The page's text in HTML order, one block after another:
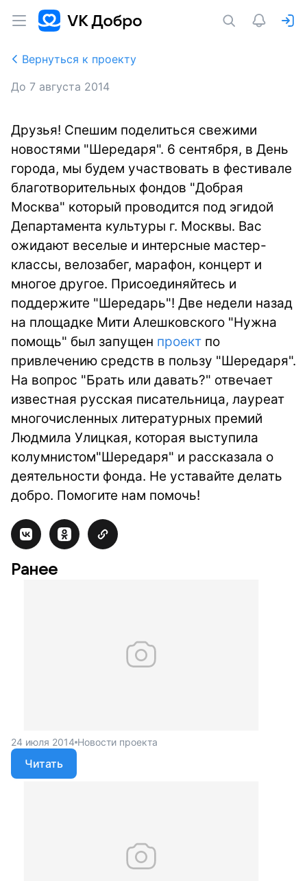
Вернуться к проекту
До 7 августа 2014
Друзья! Спешим поделиться свежими
новостями "Шередаря". 6 сентября, в День
города, мы будем участвовать в фестивале
благотворительных фондов "Добрая
Москва" который проводится под эгидой
Департамента культуры г. Москвы. Вас
ожидают веселые и интерсные мастер-
классы, велозабег, марафон, концерт и
многое другое. Присоединяйтесь и
поддержите "Шередарь"! Две недели назад
на площадке Мити Алешковского "Нужна
помощь" был запущен проект по
привлечению средств в пользу "Шередаря".
На вопрос "Брать или давать?" отвечает
известная русская писательница, лауреат
многочисленных литературных премий
Людмила Улицкая, которая выступила
колумнистом"Шередаря" и рассказала о
деятельности фонда. Не уставайте делать
добро. Помогите нам помочь!
Ранее
24 июля 2014 Новости проекта
Читать